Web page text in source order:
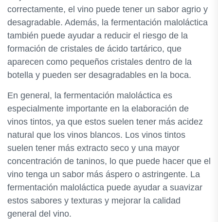
correctamente, el vino puede tener un sabor agrio y
desagradable. Además, la fermentación maloláctica
también puede ayudar a reducir el riesgo de la
formación de cristales de ácido tartárico, que
aparecen como pequeños cristales dentro de la
botella y pueden ser desagradables en la boca.
En general, la fermentación maloláctica es
especialmente importante en la elaboración de
vinos tintos, ya que estos suelen tener más acidez
natural que los vinos blancos. Los vinos tintos
suelen tener más extracto seco y una mayor
concentración de taninos, lo que puede hacer que el
vino tenga un sabor más áspero o astringente. La
fermentación maloláctica puede ayudar a suavizar
estos sabores y texturas y mejorar la calidad
general del vino.